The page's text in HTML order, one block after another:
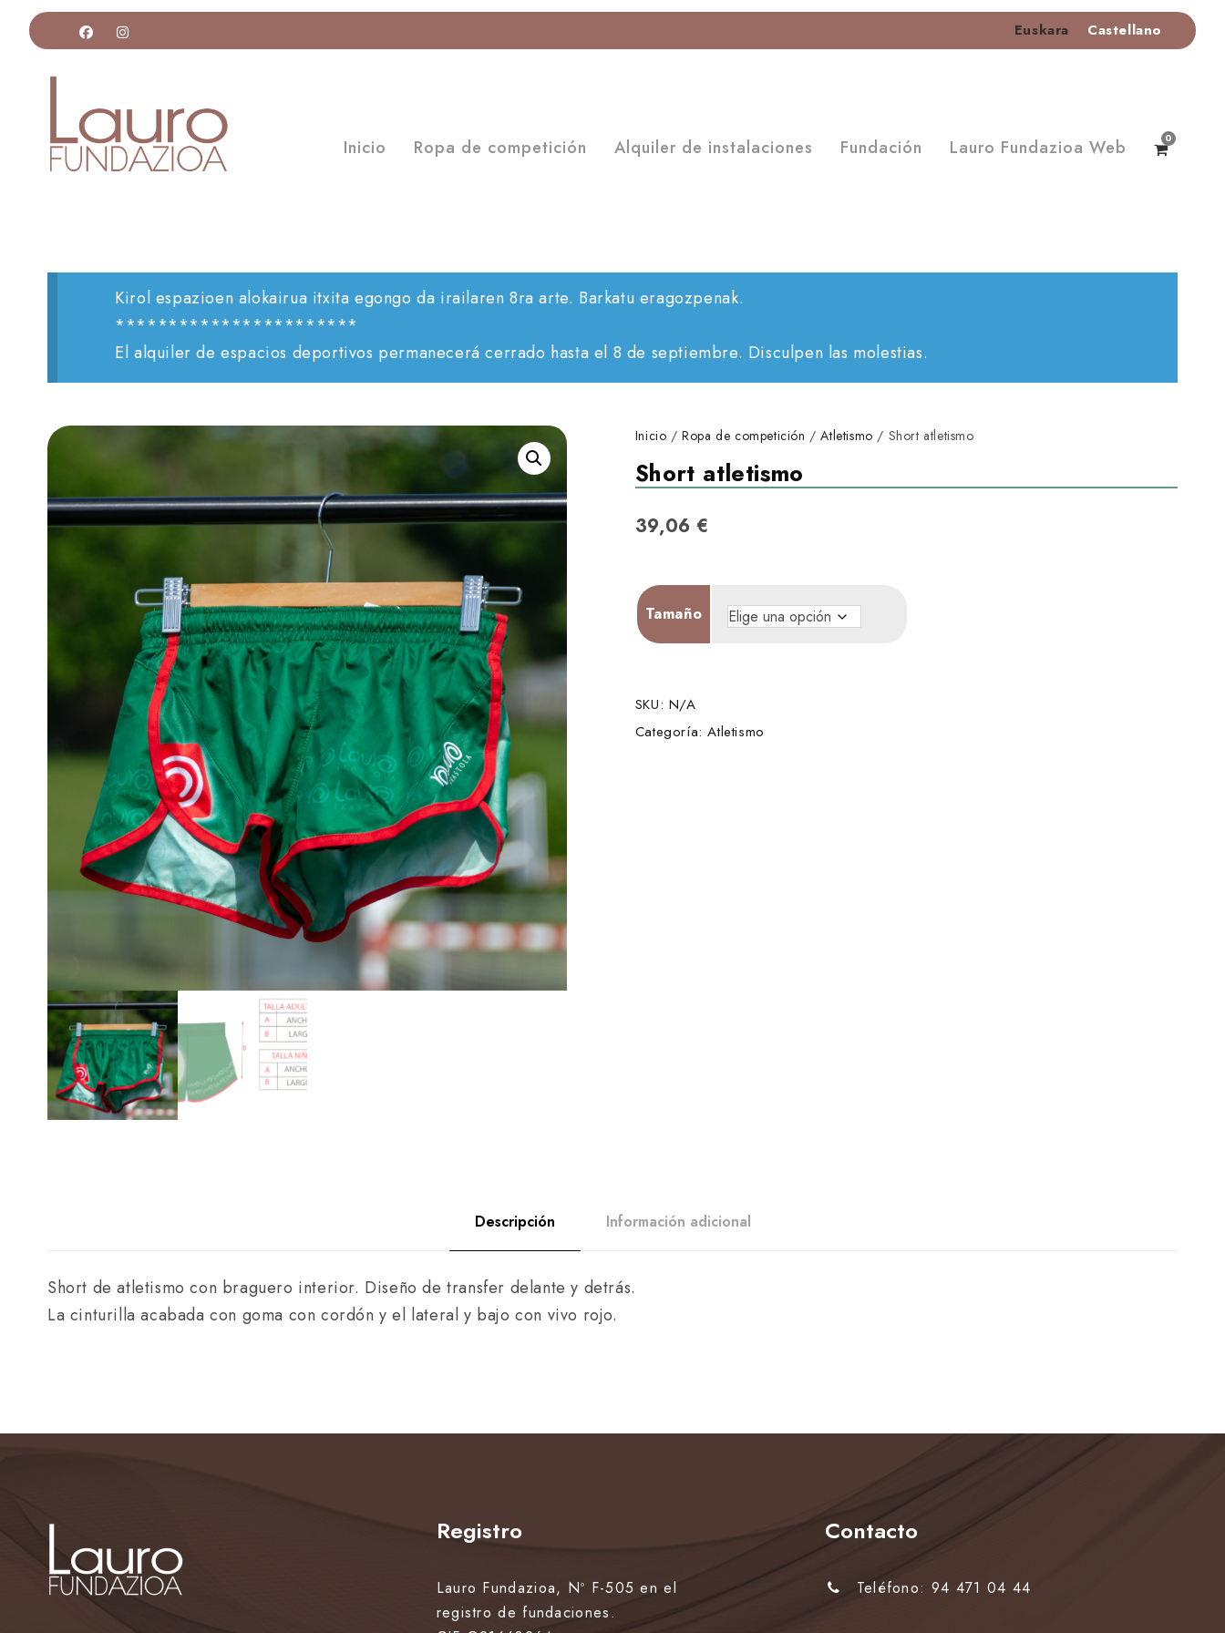
Euskara Castellano
Inicio Ropa de competición Alquiler de instalaciones Fundación Lauro Fundazioa Web 0
Kirol espazioen alokairua itxita egongo da irailaren 8ra arte. Barkatu eragozpenak.
***********************
El alquiler de espacios deportivos permanecerá cerrado hasta el 8 de septiembre. Disculpen las molestias.
Inicio /Ropa de competición /Atletismo / Short atletismo
Short atletismo
39,06€
Tamaño
SKU: N/A
Categoría:Atletismo
Descripción Información adicional
Short de atletismo con braguero interior. Diseño de transfer delante y detrás.
La cinturilla acabada con goma con cordón y el lateral y bajo con vivo rojo.
Registro
Lauro Fundazioa, Nº F-505 en el
registro de fundaciones.
Contacto
Teléfono: 94 471 04 44